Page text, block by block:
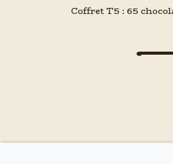
Coffret T5 : 65